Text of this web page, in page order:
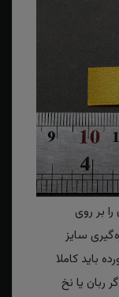
بر روی
سایز
باید کاملا
ربان یا نخ